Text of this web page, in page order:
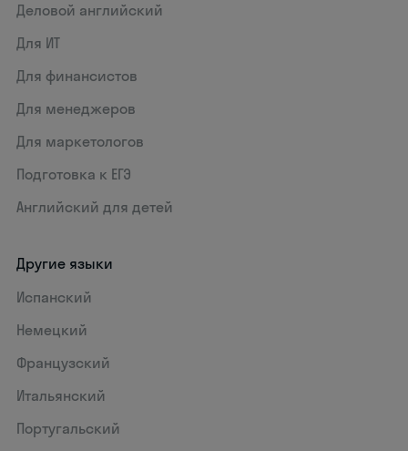
Деловой английский
Для ИТ
Для финансистов
Для менеджеров
Для маркетологов
Подготовка к ЕГЭ
Английский для детей
Другие языки
Испанский
Немецкий
Французский
Итальянский
Португальский